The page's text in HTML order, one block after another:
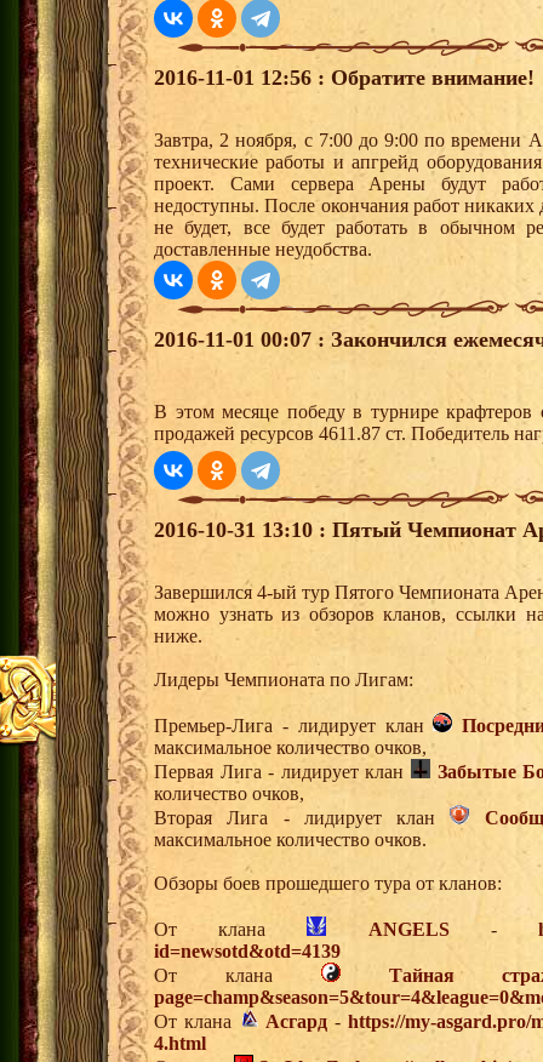
2016-11-01 12:56 : Обратите внимание!
Завтра, 2 ноября, с 7:00 до 9:00 по времени
технические работы и апгрейд
проект. Сами сервера Арены будут
недоступны. После окончания работ никаких
не будет, все будет работать в обычном
доставленные неудобства.
2016-11-01 00:07 : Закончился
В этом месяце победу в турнире
продажей ресурсов 4611.87 ст. Победитель
2016-10-31 13:10 : Пятый Чемпионат
Завершился 4-ый тур Пятого Чемпионата
можно узнать из обзоров кланов, ссылки
ниже.
Лидеры Чемпионата по Лигам:
Премьер-Лига - лидирует клан
максимальное количество очков,
Первая Лига - лидирует клан
Забытые
количество очков,
Вторая Лига - лидирует клан
максимальное количество очков.
Обзоры боев прошедшего тура от кланов:
От клана ANGELS-
id=newsotd&otd=4139
От клана
Тайная
От клана
Асгард - https://my-asgard.pro/
4.html